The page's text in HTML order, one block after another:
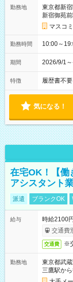
勤務地
東京都新
新宿御苑
マスコ
勤務時間 10:00～
期間 2026/9/1
特徴 履歴書不要
気になる！
在宅OK！【働
アシスタント
派遣 ブランクOK
給与
時給2100
交通費
交通費 ※
勤務地
東京都武
三鷹駅か